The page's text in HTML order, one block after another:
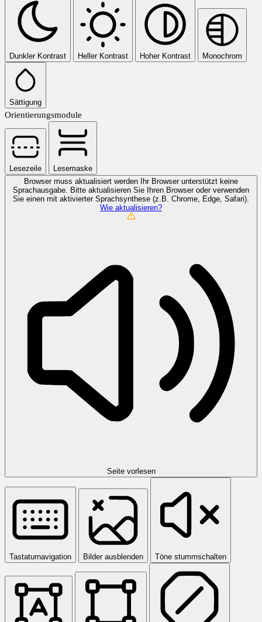
Dunkler Kontrast Heller Kontrast Hoher Kontrast Monochrom
Sättigung
Orientierungsmodule
Lesezeile
Lesemaske
Browser muss aktualisiert werden
Ihr Browser unterstützt keine
Sprachausgabe. Bitte aktualisieren Sie Ihren Browser oder verwenden
Sie einen mit aktivierter Sprachsynthese (z.B. Chrome, Edge, Safari).
Wie aktualisieren?
Seite vorlesen
Tastaturnavigation Bilder ausblenden Töne stummschalten